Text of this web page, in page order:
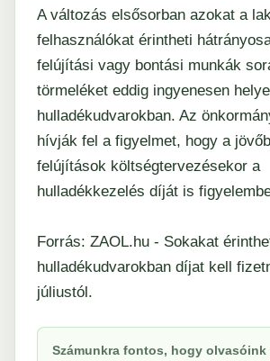
A változás elsősorban azokat a
felhasználókat érintheti
felújítási vagy bontási munkák
törmeléket eddig ingyenesen
hulladékudvarokban. Az
hívják fel a figyelmet, hogy a
felújítások költségtervezésekor a
hulladékkezelés díját is
Forrás: ZAOL.hu - Sokakat
hulladékudvarokban díjat kell
júliustól.
Számunkra fontos, hogy olvasóink